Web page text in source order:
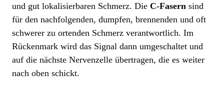
und gut lokalisierbaren Schmerz. Die C-Fasern sind
für den nachfolgenden, dumpfen, brennenden und oft
schwerer zu ortenden Schmerz verantwortlich. Im
Rückenmark wird das Signal dann umgeschaltet und
auf die nächste Nervenzelle übertragen, die es weiter
nach oben schickt.